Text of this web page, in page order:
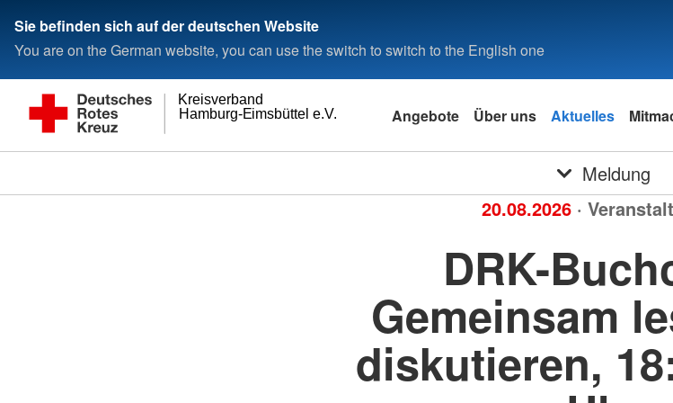
Sie befinden sich auf der deutschen Website
You are on the German website, you can use the switch to switch to the English one
Hamburg-Eimsbüttel e.V.
Kreisverband
Angebote Über uns Aktuelles
Meldung
20.08.2026 ·
DRK-
Gemeinsam
diskutieren,